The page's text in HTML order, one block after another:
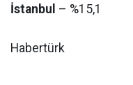
İstanbul – %15,1
Habertürk